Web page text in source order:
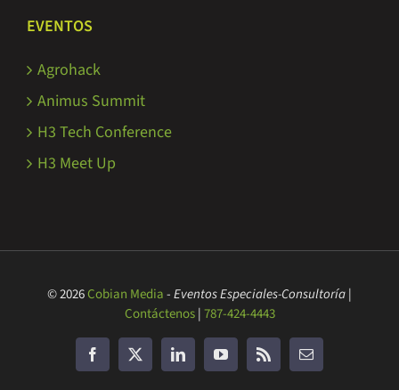
EVENTOS
Agrohack
Animus Summit
H3 Tech Conference
H3 Meet Up
© 2026Cobian Media-Eventos Especiales-Consultoría|
Contáctenos|787-424-4443
FacebookTwitterLinkedInYouTubeRss
Correo
electrónico